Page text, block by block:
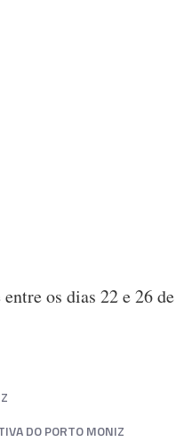
os dias 22 e 26 de
DO PORTO MONIZ